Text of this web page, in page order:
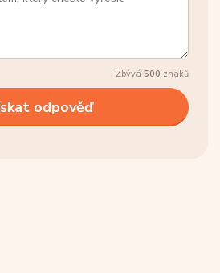
Zbývá 500 znaků